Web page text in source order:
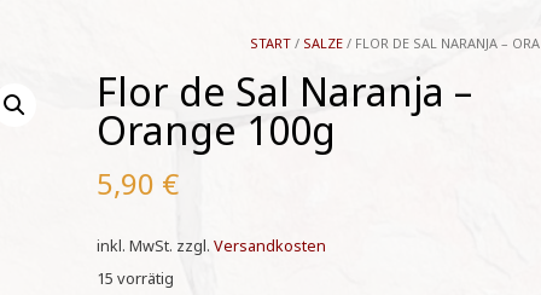
START / SALZE / FLOR DE SAL NARANJA –
Flor de Sal Naranja –
Orange 100g
5,90 €
inkl. MwSt. zzgl. Versandkosten
15 vorrätig